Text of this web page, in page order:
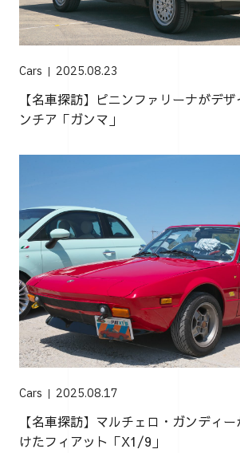
Cars 2025.08.23
【名車探訪】ピニンファリーナがデ
ンチア「ガンマ」
Cars 2025.08.17
【名車探訪】マルチェロ・ガンディ
けたフィアット「X1/9」